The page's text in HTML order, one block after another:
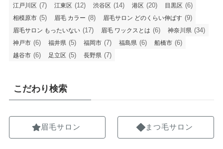
江戸川区 (7) 江東区 (12) 渋谷区 (14) 港区 (20) 目黒区 (6)
相模原市 (5) 眉毛 カラー (8) 眉毛サロン どのくらい伸ばす (9)
眉毛サロン もったいない (17) 眉毛 ワックスとは (6) 神奈川県 (34)
神戸市 (6) 福井県 (5) 福岡市 (7) 福島県 (6) 船橋市 (6)
越谷市 (6) 足立区 (5) 長野県 (7)
こだわり検索
眉毛サロン まつ毛サロン